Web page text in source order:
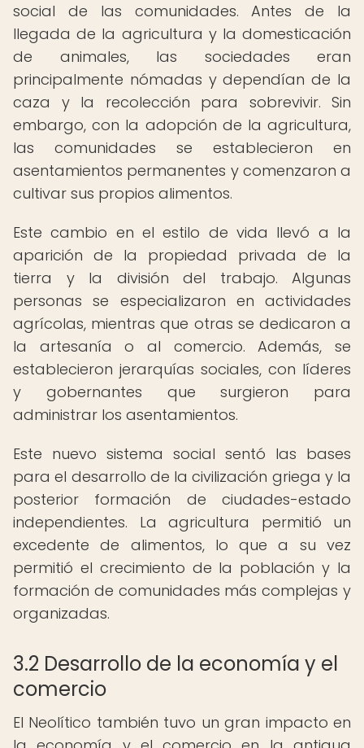
social de las comunidades. Antes de la
llegada de la agricultura y la domesticación
de animales, las sociedades eran
principalmente nómadas y dependían de la
caza y la recolección para sobrevivir. Sin
embargo, con la adopción de la agricultura,
las comunidades se establecieron en
asentamientos permanentes y comenzaron a
cultivar sus propios alimentos.
Este cambio en el estilo de vida llevó a la
aparición de la propiedad privada de la
tierra y la división del trabajo. Algunas
personas se especializaron en actividades
agrícolas, mientras que otras se dedicaron a
la artesanía o al comercio. Además, se
establecieron jerarquías sociales, con líderes
y gobernantes que surgieron para
administrar los asentamientos.
Este nuevo sistema social sentó las bases
para el desarrollo de la civilización griega y la
posterior formación de ciudades-estado
independientes. La agricultura permitió un
excedente de alimentos, lo que a su vez
permitió el crecimiento de la población y la
formación de comunidades más complejas y
organizadas.
3.2 Desarrollo de la economía y el
comercio
El Neolítico también tuvo un gran impacto en